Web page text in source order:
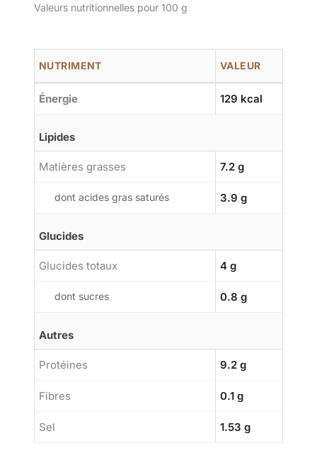
Valeurs nutritionnelles pour 100 g
NUTRIMENT VALEUR
Énergie 129 kcal
Lipides
Matières grasses 7.2 g
dont acides gras saturés 3.9 g
Glucides
Glucides totaux 4 g
dont sucres 0.8 g
Autres
Protéines 9.2 g
Fibres 0.1 g
Sel 1.53 g